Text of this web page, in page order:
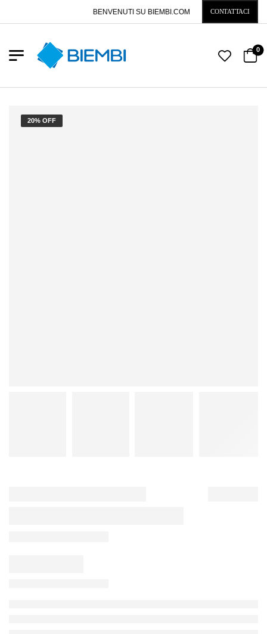
BENVENUTI SU BIEMBI.COM CONTATTACI
0
20% OFF